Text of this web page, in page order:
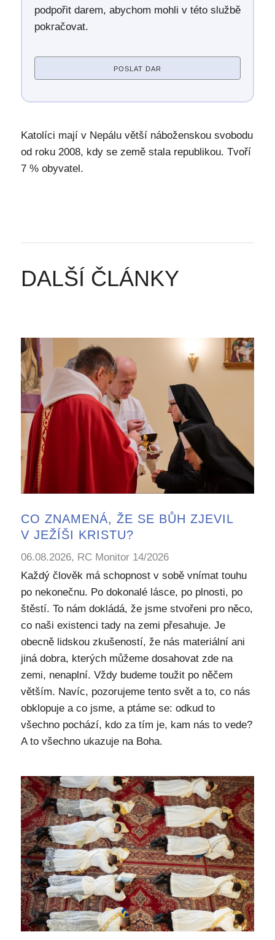
podpořit darem, abychom mohli v této službě
pokračovat.
POSLAT DAR
Katolíci mají v Nepálu větší náboženskou svobodu
od roku 2008, kdy se země stala republikou. Tvoří
7 % obyvatel.
DALŠÍ ČLÁNKY
CO ZNAMENÁ, ŽE SE BŮH ZJEVIL
V JEŽÍŠI KRISTU?
06.08.2026, RC Monitor 14/2026
Každý člověk má schopnost v sobě vnímat touhu
po nekonečnu. Po dokonalé lásce, po plnosti, po
štěstí. To nám dokládá, že jsme stvořeni pro něco,
co naši existenci tady na zemi přesahuje. Je
obecně lidskou zkušeností, že nás materiální ani
jiná dobra, kterých můžeme dosahovat zde na
zemi, nenaplní. Vždy budeme toužit po něčem
větším. Navíc, pozorujeme tento svět a to, co nás
obklopuje a co jsme, a ptáme se: odkud to
všechno pochází, kdo za tím je, kam nás to vede?
A to všechno ukazuje na Boha.